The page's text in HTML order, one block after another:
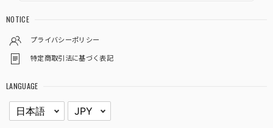
NOTICE
プライバシーポリシー
特定商取引法に基づく表記
LANGUAGE